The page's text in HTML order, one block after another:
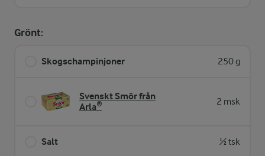
Grönt:
Skogschampinjoner 250 g
Svenskt Smör från
Arla®
2 msk
Salt ½ tsk